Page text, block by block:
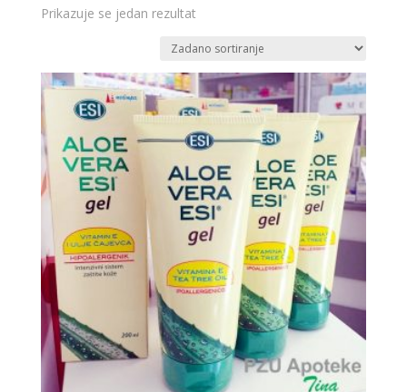
Prikazuje se jedan rezultat